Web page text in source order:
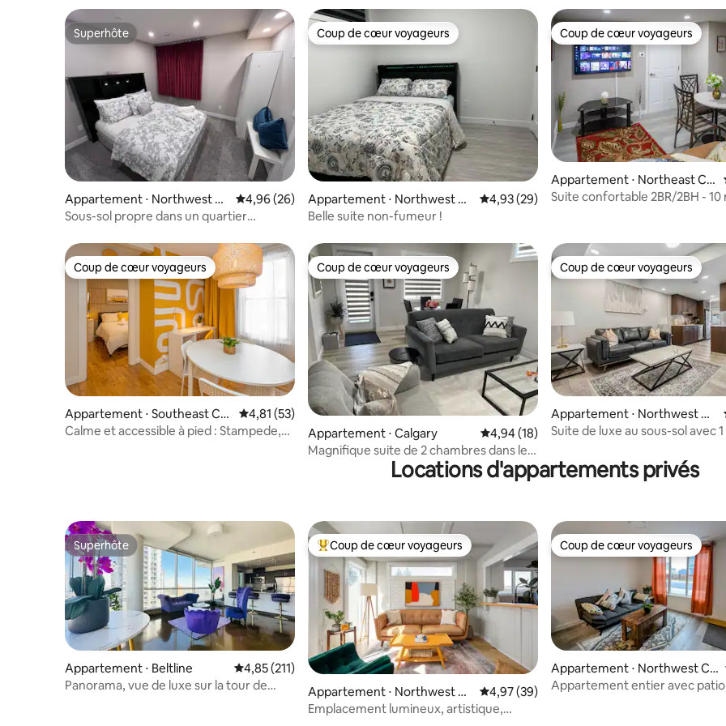
Superhôte
Superhôte
Appartement ⋅ Northwest C
algary
Évaluation moyenne sur la base de 26 commentaires : 4,96 sur 5
4,96 (26)
Sous-sol propre dans un quartier
Coup de cœur voyageurs
Coup de cœur voyageurs
Appartement ⋅ Northwest Ca
lgary
Évaluation moyenne sur la base de 29
4,93 (29)
Belle suite non-fumeur !
Coup de cœur voyageurs
Coup de cœur voyageurs
Appartement ⋅ Northeast Cal
gary
Suite confortable 2BR/2BH -
Coup de cœur voyageurs
Coup de cœur voyageurs
Appartement ⋅ Southeast Cal
gary
Évaluation moyenne sur la base de 53 commentaires : 4,81 sur 5
4,81 (53)
Calme et accessible à pied : Stampede,
Coup de cœur voyageurs
Coup de cœur voyageurs
Appartement ⋅ Calgary Évaluation moyenne sur la base de 18
4,94 (18)
Magnifique suite de 2 chambres dans le
nord-ouest de Calgary
Coup de cœur voyageurs
Coup de cœur voyageurs
Appartement ⋅ Northwest Ca
lgary
Suite de luxe au sous-sol avec
Locations d'appartements privés
Superhôte
Superhôte
Appartement ⋅ Beltline Évaluation moyenne sur la base de 211 commentaires : 4,85 sur 5
4,85 (211)
Panorama, vue de luxe sur la tour de
Coups de cœur voyageurs les plus appréciés
Coup de cœur voyageurs
Appartement ⋅ Northwest Ca
lgary
Évaluation moyenne sur la base de 39
4,97 (39)
Emplacement lumineux, artistique,
Coup de cœur voyageurs
Coup de cœur voyageurs
Appartement ⋅ Northwest Cal
gary
Appartement entier avec patio